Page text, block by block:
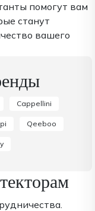
помогут вам
станут
вашего
Cappellini
Qeeboo